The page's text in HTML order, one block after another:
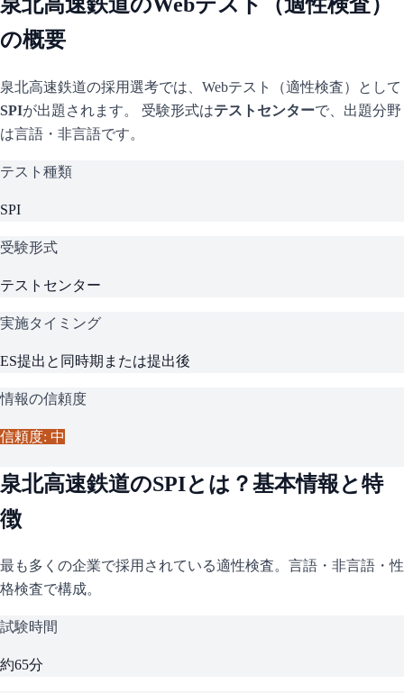
の概要
泉北高速鉄道の採用選考では、Webテスト（適性検査）として
SPIが出題されます。 受験形式はテストセンターで、 出題分野
は言語・非言語です。
テスト種類
SPI
受験形式
テストセンター
実施タイミング
ES提出と同時期または提出後
情報の信頼度
信頼度: 中
泉北高速鉄道のSPIとは？基本情報と特
徴
最も多くの企業で採用されている適性検査。言語・非言語・性
格検査で構成。
試験時間
約65分